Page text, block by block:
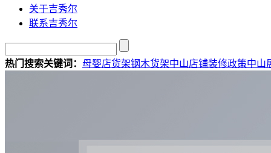
关于吉秀尔
联系吉秀尔
热门搜索关键词： 母婴店货架钢木货架中山店铺装修政策中山